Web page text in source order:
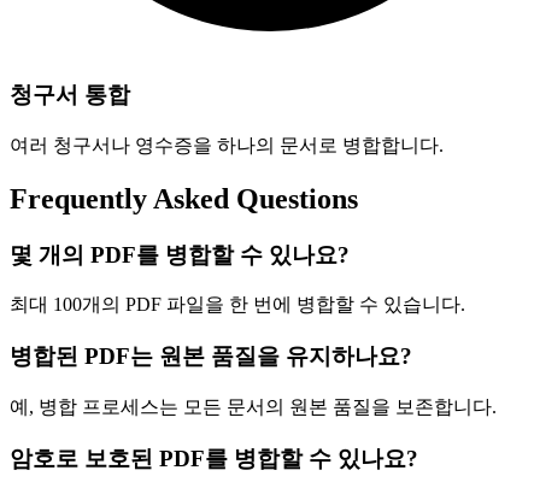
청구서 통합
여러 청구서나 영수증을 하나의 문서로 병합합니다.
Frequently Asked Questions
몇 개의 PDF를 병합할 수 있나요?
최대 100개의 PDF 파일을 한 번에 병합할 수 있습니다.
병합된 PDF는 원본 품질을 유지하나요?
예, 병합 프로세스는 모든 문서의 원본 품질을 보존합니다.
암호로 보호된 PDF를 병합할 수 있나요?